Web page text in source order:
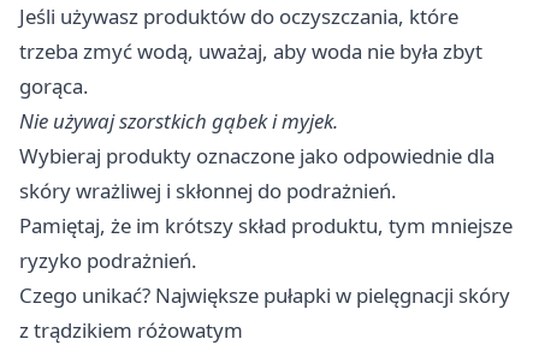
Jeśli używasz produktów do oczyszczania, które
trzeba zmyć wodą, uważaj, aby woda nie była zbyt
gorąca.
Nie używaj szorstkich gąbek i myjek.
Wybieraj produkty oznaczone jako odpowiednie dla
skóry wrażliwej i skłonnej do podrażnień.
Pamiętaj, że im krótszy skład produktu, tym mniejsze
ryzyko podrażnień.
Czego unikać? Największe pułapki w pielęgnacji skóry
z trądzikiem różowatym